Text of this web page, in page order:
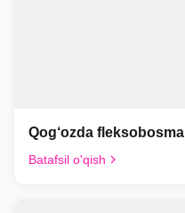
Qog‘ozda fleksobosma
Batafsil o'qish